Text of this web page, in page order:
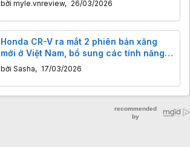
bởi myle.vnreview, 26/03/2026
Honda CR-V ra mắt 2 phiên bản xăng
mới ở Việt Nam, bổ sung các tính năng
an toàn
bởi Sasha, 17/03/2026